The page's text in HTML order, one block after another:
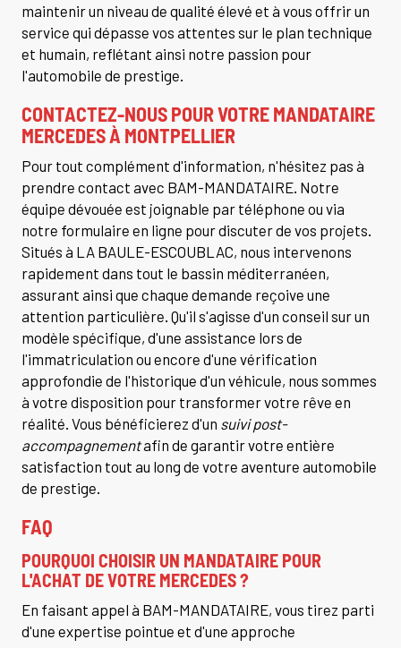
maintenir un niveau de qualité élevé et à vous offrir un
service qui dépasse vos attentes sur le plan technique
et humain, reflétant ainsi notre passion pour
l'automobile de prestige.
CONTACTEZ-NOUS POUR VOTRE MANDATAIRE
MERCEDES À MONTPELLIER
Pour tout complément d'information, n'hésitez pas à
prendre contact avec BAM-MANDATAIRE. Notre
équipe dévouée est joignable par téléphone ou via
notre formulaire en ligne pour discuter de vos projets.
Situés à LA BAULE-ESCOUBLAC, nous intervenons
rapidement dans tout le bassin méditerranéen,
assurant ainsi que chaque demande reçoive une
attention particulière. Qu'il s'agisse d'un conseil sur un
modèle spécifique, d'une assistance lors de
l'immatriculation ou encore d'une vérification
approfondie de l'historique d'un véhicule, nous sommes
à votre disposition pour transformer votre rêve en
réalité. Vous bénéficierez d'un suivi post-
accompagnementafin de garantir votre entière
satisfaction tout au long de votre aventure automobile
de prestige.
FAQ
POURQUOI CHOISIR UN MANDATAIRE POUR
L'ACHAT DE VOTRE MERCEDES ?
En faisant appel à BAM-MANDATAIRE, vous tirez parti
d'une expertise pointue et d'une approche